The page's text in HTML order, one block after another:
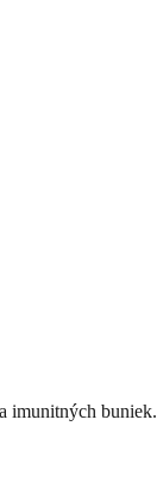
imunitných buniek.